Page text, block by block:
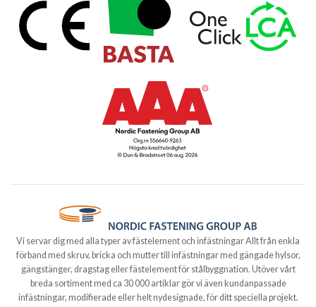
Vi servar dig med alla typer av fästelement och infästningar Allt från enkla
förband med skruv, bricka och mutter till infästningar med gängade hylsor,
gängstänger, dragstag eller fästelement för stålbyggnation. Utöver vårt
breda sortiment med ca 30 000 artiklar gör vi även kundanpassade
infästningar, modifierade eller helt nydesignade, för ditt speciella projekt.